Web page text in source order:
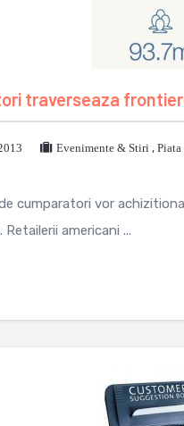
traverseaza
Evenimente & Stiri ,
cumparatori vor
americani ...